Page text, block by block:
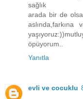
sağlık
arada bir de
öpüyorum..
Yanıtla
evli ve cocuklu